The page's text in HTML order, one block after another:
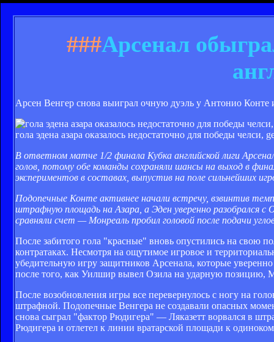
###Арсенал
Арсен Венгер снова выиграл очную дуэль у Антонио
гола эдена азара оказалось недостаточно для победы челси,
В ответном матче 1/2 финала Кубка английской лиги
голов, потому обе команды сохраняли шансы на выход в
экспериментов в составах, выпустив на поле сильнейших
Подопечные Конте активнее начали встречу, взвинтив
штрафную площадь на Азара, а Эден уверенно разобрался
сравняли счет — Монреаль пробил головой после подачи
После забитого гола "красные" вновь опустились на свою
контратаках. Несмотря на ощутимое игровое и
убедительную игру защитников Арсенала, которые
после того, как Уилшир вывел Озила на ударную позицию,
После возобновления игры все перевернулось с ногу на
штрафной. Подопечные Венгера не создавали опасных
снова сыграл "фактор Рюдигера" — Ляказетт ворвался в
Рюдигера и отлетел к линии вратарской площади к